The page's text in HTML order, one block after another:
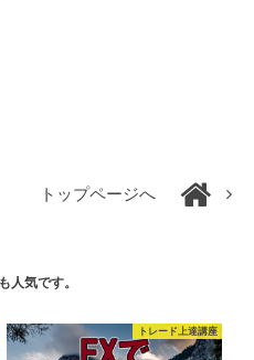
トップページへ
人気です。
トレード上達講座